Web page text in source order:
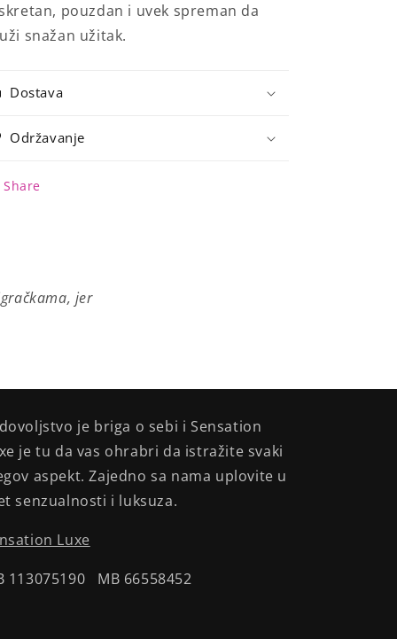
pouzdan i uvek spreman da
snažan užitak.
Dostava
Održavanje
Share
jer
je briga o sebi i Sensation
je tu da vas ohrabri da istražite svaki
aspekt. Zajedno sa nama uplovite u
senzualnosti i luksuza.
Luxe
113075190 MB 66558452